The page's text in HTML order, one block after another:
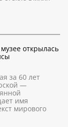
открылась
за 60 лет
—
имя
мирового